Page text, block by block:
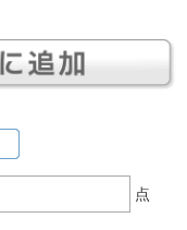
点